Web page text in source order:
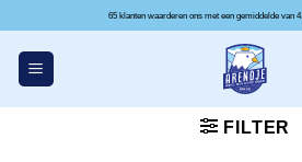
inhoud
65 klanten waarderen ons
FILTER